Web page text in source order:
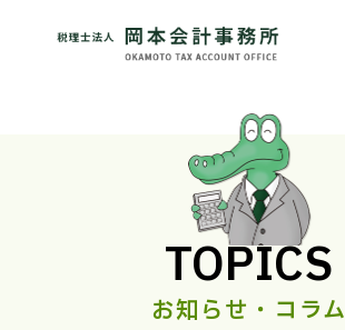
TOPICS
お知らせ・コラム